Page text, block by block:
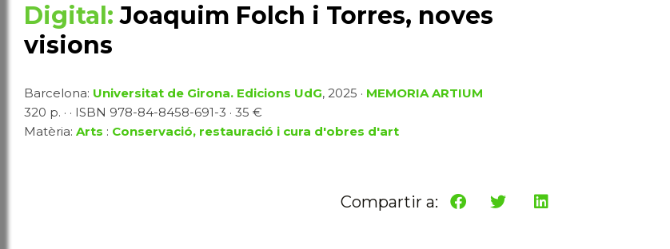
Digital: Joaquim Folch i Torres, noves
visions
Barcelona: Universitat de Girona. Edicions UdG, 2025 · MEMORIA ARTIUM
320 p. · · ISBN 978-84-8458-691-3 · 35 €
Matèria: Arts : Conservació, restauració i cura d'obres d'art
Compartir a: